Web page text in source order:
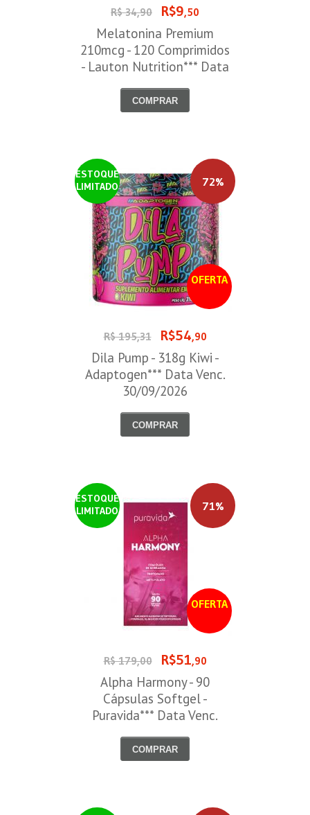
R$ 34,90 R$9,50
Melatonina Premium
210mcg - 120 Comprimidos
- Lauton Nutrition*** Data
COMPRAR
ESTOQUE
LIMITADO
OFERTA
72%
R$ 195,31 R$54,90
Dila Pump - 318g Kiwi -
Adaptogen*** Data Venc.
30/09/2026
COMPRAR
ESTOQUE
LIMITADO
OFERTA
71%
R$ 179,00 R$51,90
Alpha Harmony - 90
Cápsulas Softgel -
Puravida*** Data Venc.
COMPRAR